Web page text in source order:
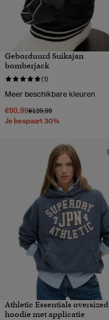
Geborduurd Suikajan
bomberjack
(1)
Meer beschikbare kleuren
€90,99Prijs verlaagd van
€129,99naar
Je bespaart 30%
Athletic Essentials oversized
hoodie met applicatie